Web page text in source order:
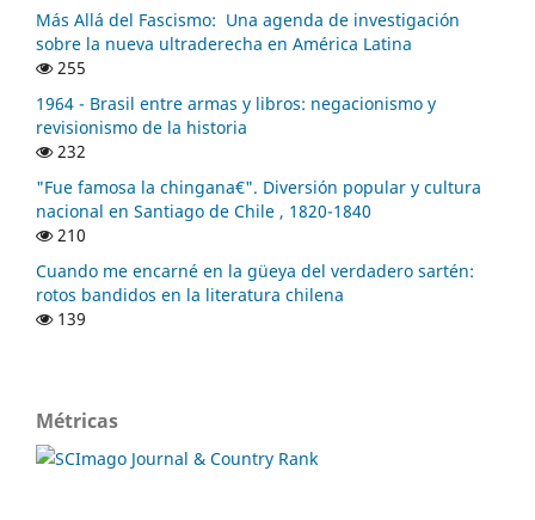
Más Allá del Fascismo: Una agenda de investigación
sobre la nueva ultraderecha en América Latina
255
1964 - Brasil entre armas y libros: negacionismo y
revisionismo de la historia
232
"Fue famosa la chingana€". Diversión popular y cultura
nacional en Santiago de Chile , 1820-1840
210
Cuando me encarné en la güeya del verdadero sartén:
rotos bandidos en la literatura chilena
139
Métricas